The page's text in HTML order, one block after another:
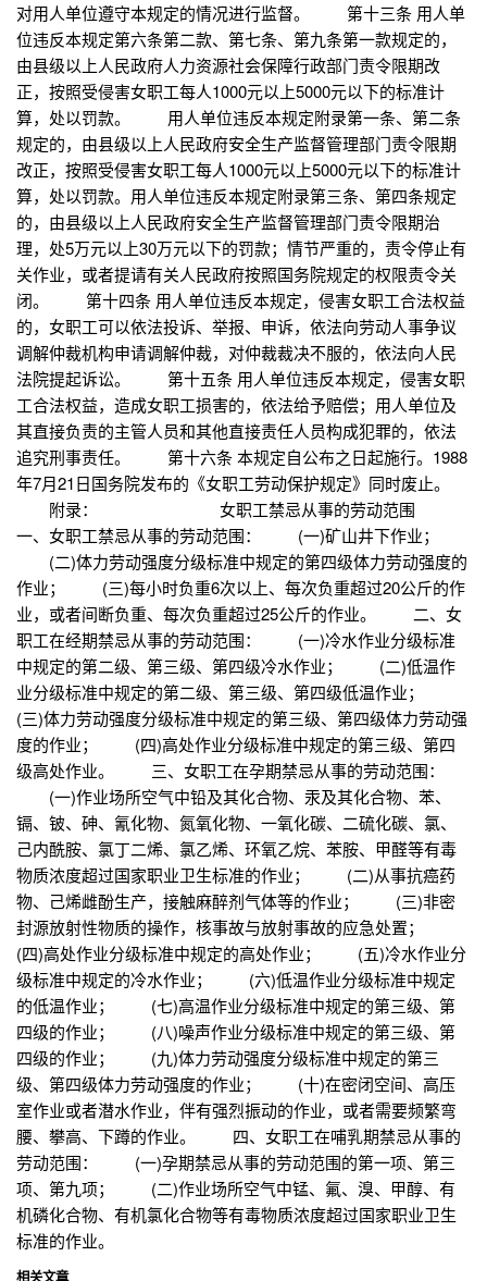
对用人单位遵守本规定的情况进行监督。 第十三条 用人单
位违反本规定第六条第二款、第七条、第九条第一款规定的，
由县级以上人民政府人力资源社会保障行政部门责令限期改
正，按照受侵害女职工每人1000元以上5000元以下的标准计
算，处以罚款。 用人单位违反本规定附录第一条、第二条
规定的，由县级以上人民政府安全生产监督管理部门责令限期
改正，按照受侵害女职工每人1000元以上5000元以下的标准计
算，处以罚款。用人单位违反本规定附录第三条、第四条规定
的，由县级以上人民政府安全生产监督管理部门责令限期治
理，处5万元以上30万元以下的罚款；情节严重的，责令停止有
关作业，或者提请有关人民政府按照国务院规定的权限责令关
闭。 第十四条 用人单位违反本规定，侵害女职工合法权益
的，女职工可以依法投诉、举报、申诉，依法向劳动人事争议
调解仲裁机构申请调解仲裁，对仲裁裁决不服的，依法向人民
法院提起诉讼。 第十五条 用人单位违反本规定，侵害女职
工合法权益，造成女职工损害的，依法给予赔偿；用人单位及
其直接负责的主管人员和其他直接责任人员构成犯罪的，依法
追究刑事责任。 第十六条 本规定自公布之日起施行。1988
年7月21日国务院发布的《女职工劳动保护规定》同时废止。
附录： 女职工禁忌从事的劳动范围
一、女职工禁忌从事的劳动范围： (一)矿山井下作业；
(二)体力劳动强度分级标准中规定的第四级体力劳动强度的
作业； (三)每小时负重6次以上、每次负重超过20公斤的作
业，或者间断负重、每次负重超过25公斤的作业。 二、女
职工在经期禁忌从事的劳动范围： (一)冷水作业分级标准
中规定的第二级、第三级、第四级冷水作业； (二)低温作
业分级标准中规定的第二级、第三级、第四级低温作业；
(三)体力劳动强度分级标准中规定的第三级、第四级体力劳动强
度的作业； (四)高处作业分级标准中规定的第三级、第四
级高处作业。 三、女职工在孕期禁忌从事的劳动范围：
(一)作业场所空气中铅及其化合物、汞及其化合物、苯、
镉、铍、砷、氰化物、氮氧化物、一氧化碳、二硫化碳、氯、
己内酰胺、氯丁二烯、氯乙烯、环氧乙烷、苯胺、甲醛等有毒
物质浓度超过国家职业卫生标准的作业； (二)从事抗癌药
物、己烯雌酚生产，接触麻醉剂气体等的作业； (三)非密
封源放射性物质的操作，核事故与放射事故的应急处置；
(四)高处作业分级标准中规定的高处作业； (五)冷水作业分
级标准中规定的冷水作业； (六)低温作业分级标准中规定
的低温作业； (七)高温作业分级标准中规定的第三级、第
四级的作业； (八)噪声作业分级标准中规定的第三级、第
四级的作业； (九)体力劳动强度分级标准中规定的第三
级、第四级体力劳动强度的作业； (十)在密闭空间、高压
室作业或者潜水作业，伴有强烈振动的作业，或者需要频繁弯
腰、攀高、下蹲的作业。 四、女职工在哺乳期禁忌从事的
劳动范围： (一)孕期禁忌从事的劳动范围的第一项、第三
项、第九项； (二)作业场所空气中锰、氟、溴、甲醇、有
机磷化合物、有机氯化合物等有毒物质浓度超过国家职业卫生
标准的作业。
相关文章